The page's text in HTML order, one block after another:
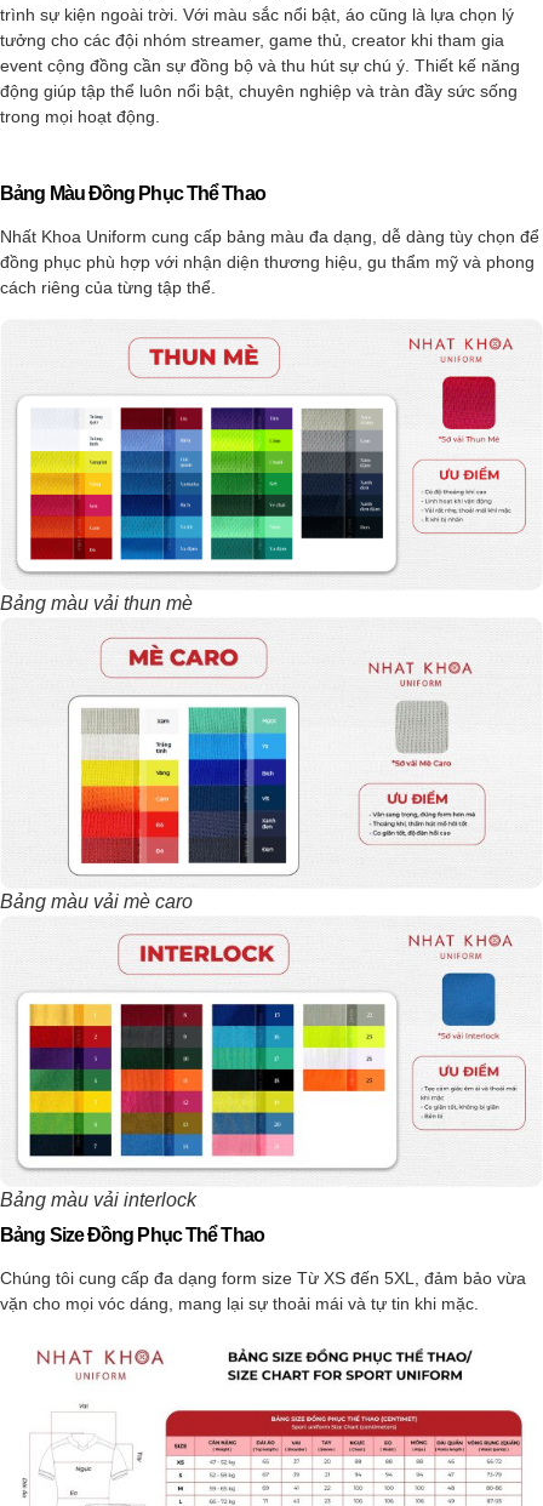
trình sự kiện ngoài trời. Với màu sắc nổi bật, áo cũng là lựa chọn lý
tưởng cho các đội nhóm streamer, game thủ, creator khi tham gia
event cộng đồng cần sự đồng bộ và thu hút sự chú ý. Thiết kế năng
động giúp tập thể luôn nổi bật, chuyên nghiệp và tràn đầy sức sống
trong mọi hoạt động.
Bảng Màu Đồng Phục Thể Thao
Nhất Khoa Uniform cung cấp bảng màu đa dạng, dễ dàng tùy chọn để
đồng phục phù hợp với nhận diện thương hiệu, gu thẩm mỹ và phong
cách riêng của từng tập thể.
Bảng màu vải thun mè
Bảng màu vải mè caro
Bảng màu vải interlock
Bảng Size Đồng Phục Thể Thao
Chúng tôi cung cấp đa dạng form size Từ XS đến 5XL, đảm bảo vừa
vặn cho mọi vóc dáng, mang lại sự thoải mái và tự tin khi mặc.